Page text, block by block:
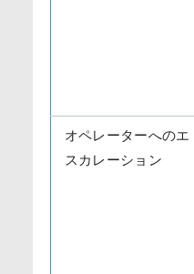
オペレーターへのエ
スカレーション